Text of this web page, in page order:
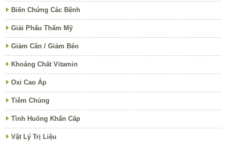
Biến Chứng Các Bệnh
Giải Phẩu Thẩm Mỹ
Giảm Cân / Giảm Béo
Khoáng Chất Vitamin
Oxi Cao Áp
Tiêm Chủng
Tình Huống Khẩn Cấp
Vật Lý Trị Liệu